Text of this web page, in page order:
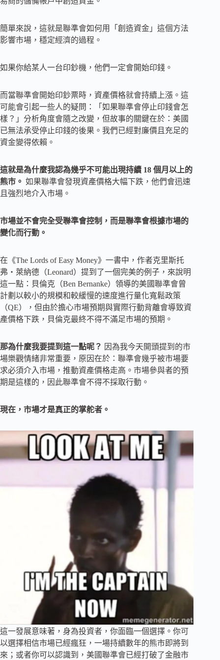
簡單來說，這就是聯準會如何用「創造資金」這個方法
影響市場，穩定經濟的過程。
如果你給某人一台印鈔機，他們一定會開始印錢。
而當聯準會開始印鈔票時，資產價格就會持續上漲。這
可能會引起一些人的疑問：「如果聯準會停止印錢會怎
樣？」分析角度會隨之改變，但故事的關鍵在於：美國
已無法承受停止印錢的後果。我們已經對廉價且充足的
資金變得依賴。
這就是為什麼我認為幾乎不可能出現持續 18 個月以上的
熊市 。 如果聯準會發現資產價格大幅下跌，他們會迅速
且強烈地介入市場。
市場並不會完全受聯準會控制，而是聯準會根據市場的
變化而行動。
在《The Lords of Easy Money》一書中，作者克里斯托
弗・萊納德（Leonard）提到了一個完美的例子，來說明
這一點：貝倫克（Ben Bernanke）領導的美國聯準會曾
計劃以較小的規模和較緩慢的速度進行量化寬鬆政策
（QE），但由於擔心市場預期與實際行動背離會導致資
產價格下跌，貝倫克最終不得不滿足市場的預期。
那為什麼我要提到這一點呢？ 因為我今天開頭提到的市
場樂觀情緒非常重要，原因在於：聯準會幾乎被市場要
求必須介入市場，推動資產價格走高。市場參與者的預
期是這樣的，因此聯準會不得不採取行動。
現在，市場才是真正的掌舵者。
這一發展意味著，身為投資者，你面臨一個選擇。你可
以選擇相信市場已經瘋狂，一場持續數年的熊市即將到
來；或者你可以認識到，美國聯準會已經打破了金融市